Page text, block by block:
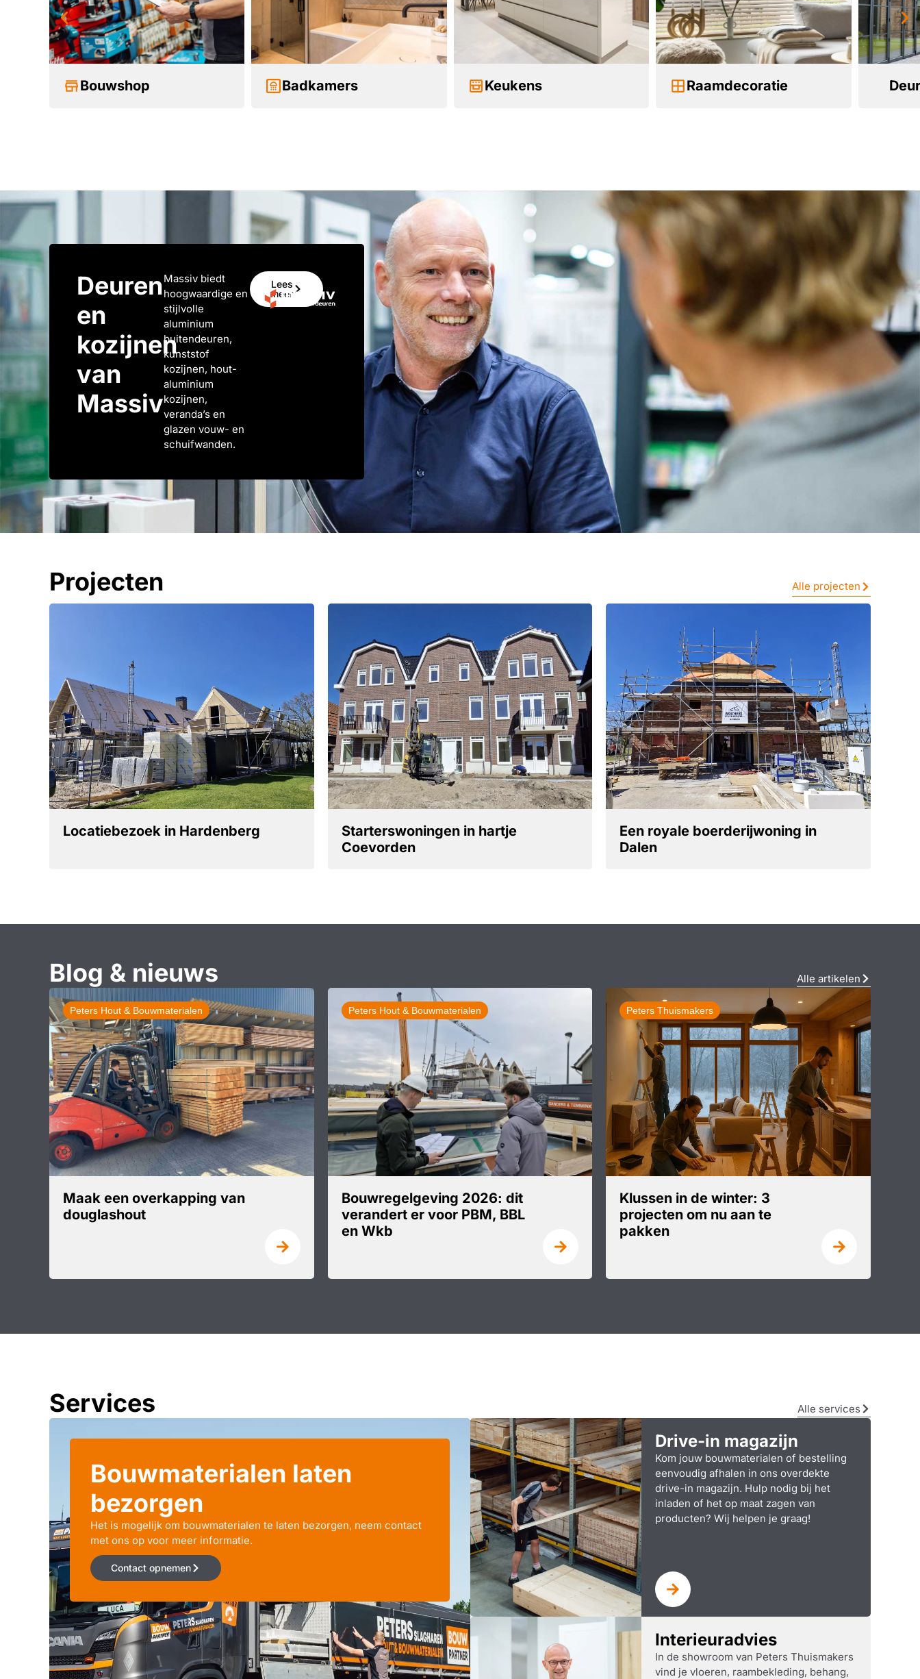
Bouwshop Badkamers Keukens Raamdecoratie
Deuren
en
kozijnen
van
Massiv
Massiv biedt
hoogwaardige en
stijlvolle
aluminium
buitendeuren,
kunststof
kozijnen, hout-
aluminium
kozijnen,
veranda’s en
glazen vouw- en
schuifwanden.
Lees
meer
Projecten Alle projecten
Locatiebezoek in Hardenberg
Starterswoningen in hartje
Coevorden
Een royale boerderijwoning in
Dalen
Blog & nieuws Alle artikelen
Peters Hout & Bouwmaterialen
Maak een overkapping van
douglashout
Peters Hout & Bouwmaterialen
Bouwregelgeving 2026: dit
verandert er voor PBM, BBL
en Wkb
Peters Thuismakers
Klussen in de winter: 3
projecten om nu aan te
pakken
Services Alle services
Bouwmaterialen laten
bezorgen
Het is mogelijk om bouwmaterialen te laten bezorgen, neem contact
met ons op voor meer informatie.
Contact opnemen
Drive-in magazijn
Kom jouw bouwmaterialen of bestelling
eenvoudig afhalen in ons overdekte
drive-in magazijn. Hulp nodig bij het
inladen of het op maat zagen van
producten? Wij helpen je graag!
Interieuradvies
In de showroom van Peters Thuismakers
vind je vloeren, raambekleding, behang,